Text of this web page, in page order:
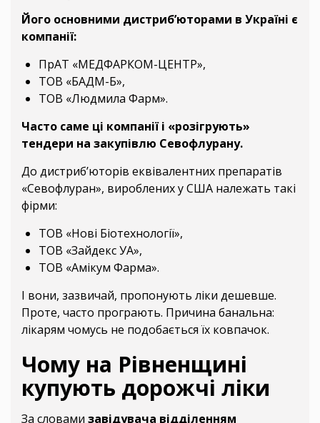
Його основними дистриб’юторами в Україні є
компанії:
ПрАТ «МЕДФАРКОМ-ЦЕНТР»,
ТОВ «БАДМ-Б»,
ТОВ «Людмила Фарм».
Часто саме ці компанії і «розігрують»
тендери на закупівлю Севофлурану.
До дистриб’юторів еквівалентних препаратів
«Севофлуран», вироблених у США належать такі
фірми:
ТОВ «Нові Біотехнології»,
ТОВ «Зайдекс УА»,
ТОВ «Амікум Фарма».
І вони, зазвичай, пропонують ліки дешевше.
Проте, часто програють. Причина банальна:
лікарям чомусь не подобається їх ковпачок.
Чому на Рівненщині
купують дорожчі ліки
За словами завідувача відділенням